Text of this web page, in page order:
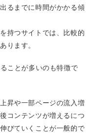
るまでに時間がかかる傾
持つサイトでは、比較的
ります。
ことが多いのも特徴で
昇や一部ページの流入増
コンテンツが増えるにつ
びていくことが一般的で